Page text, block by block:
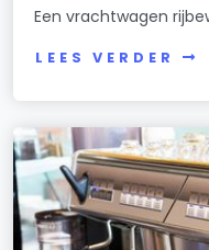
Een vrachtwagen
LEES VERDER